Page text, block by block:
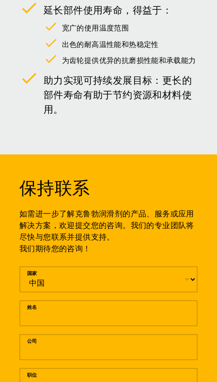
延长部件使用寿命，得益于：
宽广的使用温度范围
出色的耐高温性能和热稳定性
为齿轮提供优异的抗磨损性能和承载能力
助力实现可持续发展目标：更长的
部件寿命有助于节约资源和材料使
用。
保持联系
如需进一步了解克鲁勃润滑剂的产品、服务或应用
解决方案，欢迎提交您的咨询。我们的专业团队将
尽快与您联系并提供支持。
我们期待您的咨询！
留言
国家
姓名
公司
职位